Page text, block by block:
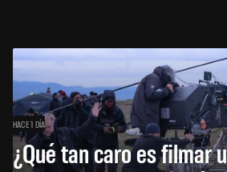
HACE 1 DÍA
¿Qué tan caro es filmar